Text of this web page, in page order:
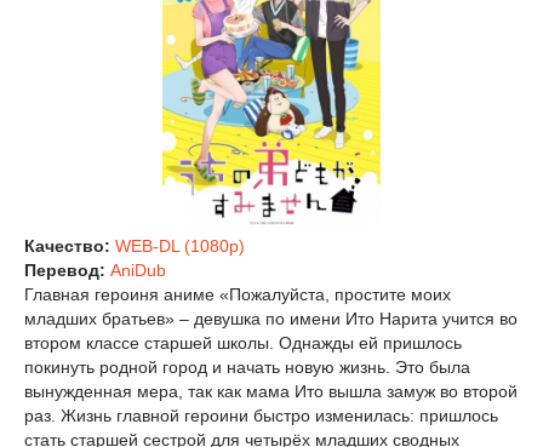
Качество: WEB-DL (1080p)
Перевод: AniDub
Главная героиня аниме «Пожалуйста, простите моих
младших братьев» – девушка по имени Ито Нарита учится во
втором классе старшей школы. Однажды ей пришлось
покинуть родной город и начать новую жизнь. Это была
вынужденная мера, так как мама Ито вышла замуж во второй
раз. Жизнь главной героини быстро изменилась: пришлось
стать старшей сестрой для четырёх младших сводных